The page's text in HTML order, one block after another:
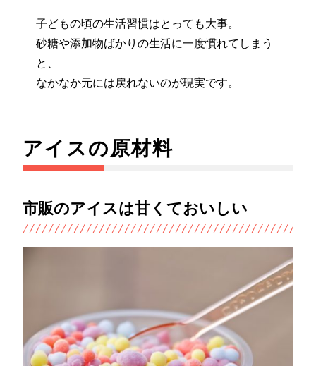
子どもの頃の生活習慣はとっても大事。
砂糖や添加物ばかりの生活に一度慣れてしまう
と、
なかなか元には戻れないのが現実です。
アイスの原材料
市販のアイスは甘くておいしい